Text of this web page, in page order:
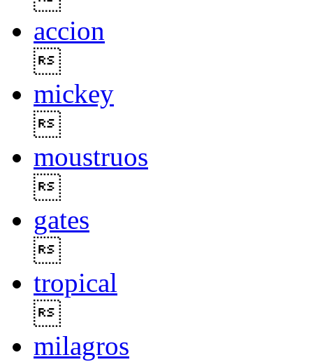
accion
mickey
moustruos
gates
tropical
milagros